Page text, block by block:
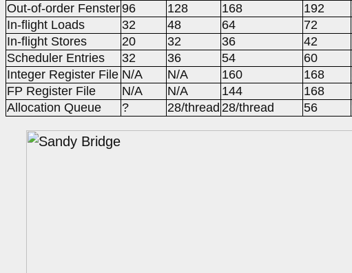
Out-of-order Fenster96 128 168 192
In-flight Loads
32 48 64
72
In-flight Stores
20 32 36
42
Scheduler Entries
32 36 54
60
Integer Register File N/A N/A 160 168
FP Register File
N/A N/A 144 168
Allocation Queue
? 28/thread 28/thread 56